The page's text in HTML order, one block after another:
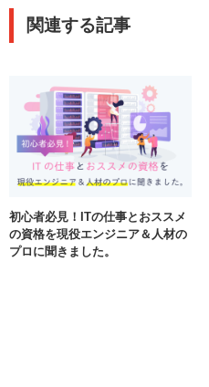
関連する記事
初心者必見！ITの仕事とおススメ
の資格を現役エンジニア＆人材の
プロに聞きました。